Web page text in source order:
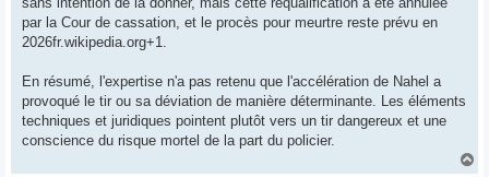
par la Cour de cassation, et le procès pour meurtre reste prévu en
2026fr.wikipedia.org+1.
En résumé, l'expertise n'a pas retenu que l'accélération de Nahel a
provoqué le tir ou sa déviation de manière déterminante. Les éléments
techniques et juridiques pointent plutôt vers un tir dangereux et une
conscience du risque mortel de la part du policier.
a